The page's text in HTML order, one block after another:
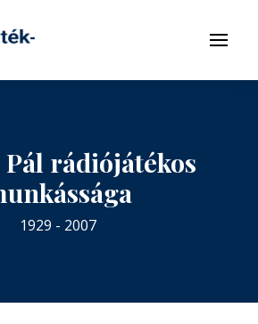
Menü
rádiójátékos
1929 - 2007